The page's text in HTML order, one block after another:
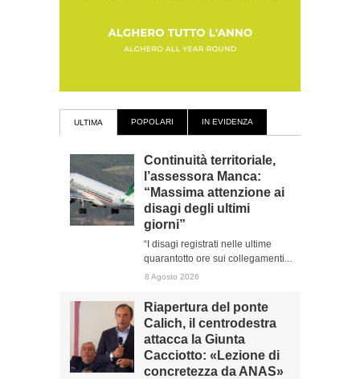
ULTIMA POPOLARI IN EVIDENZA
Continuità territoriale,
l’assessora Manca:
“Massima attenzione ai
disagi degli ultimi
giorni”
“I disagi registrati nelle ultime
quarantotto ore sui collegamenti...
8 Agosto 2026
Riapertura del ponte
Calich, il centrodestra
attacca la Giunta
Cacciotto: «Lezione di
concretezza da ANAS»